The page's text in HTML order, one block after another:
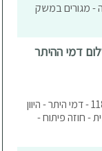
- מגורים במשק
תשלום דמי ההיתר
מקרקעין - מינהלי מקרקעי ישראל - החלטה 1184 - דמי היתר - היוון
- חוזה פיתוח -